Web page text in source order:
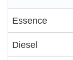
Essence
Diesel